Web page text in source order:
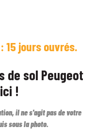
15 jours ouvrés.
de sol Peugeot
!
il ne s'agit pas de votre
sous la photo.